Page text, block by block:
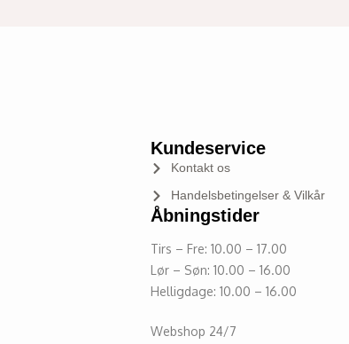
Kundeservice
Kontakt os
Handelsbetingelser & Vilkår
Åbningstider
Tirs – Fre: 10.00 – 17.00
Lør – Søn: 10.00 – 16.00
Helligdage: 10.00 – 16.00
Webshop 24/7